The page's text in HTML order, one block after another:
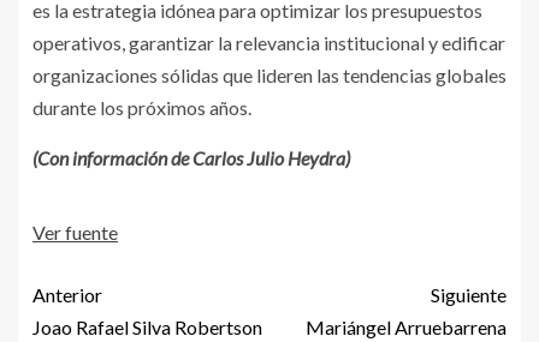
es la estrategia idónea para optimizar los presupuestos
operativos, garantizar la relevancia institucional y edificar
organizaciones sólidas que lideren las tendencias globales
durante los próximos años.
(Con información de Carlos Julio Heydra)
Ver fuente
Anterior
Joao Rafael Silva Robertson
Siguiente
Mariángel Arruebarrena